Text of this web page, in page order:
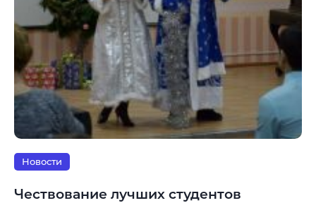
Новости
Чествование лучших студентов